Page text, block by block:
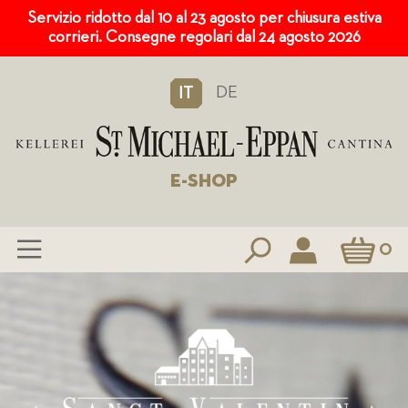
Servizio ridotto dal 10 al 23 agosto per chiusura estiva
corrieri. Consegne regolari dal 24 agosto 2026
IT DE
E-SHOP
Carrello0